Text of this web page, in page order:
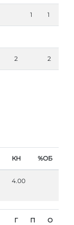
1 1
2 2
КН %ОБ
4.00
Г П О